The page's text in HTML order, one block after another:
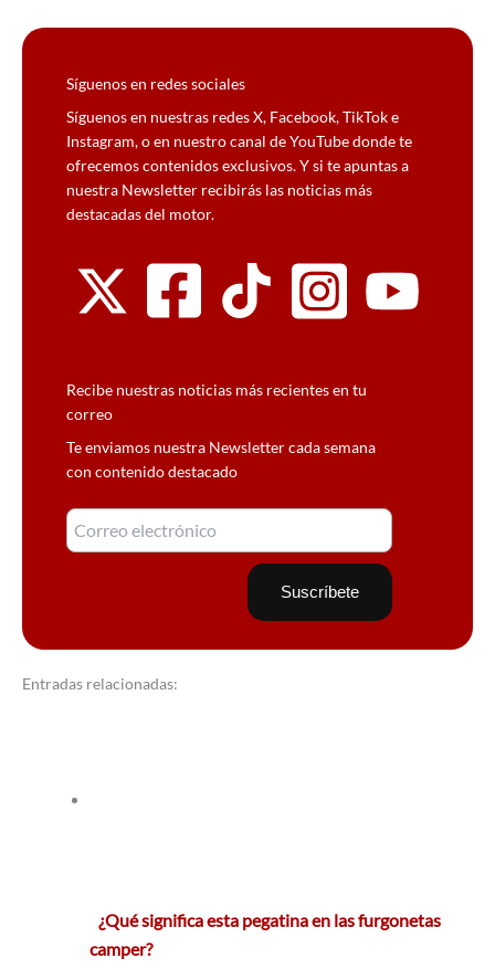
Síguenos en redes sociales
Síguenos en nuestras redes X, Facebook, TikTok e
Instagram, o en nuestro canal de YouTube donde te
ofrecemos contenidos exclusivos. Y si te apuntas a
nuestra Newsletter recibirás las noticias más
destacadas del motor.
Recibe nuestras noticias más recientes en tu
correo
Te enviamos nuestra Newsletter cada semana
con contenido destacado
Entradas relacionadas:
¿Qué significa esta pegatina en las furgonetas
camper?